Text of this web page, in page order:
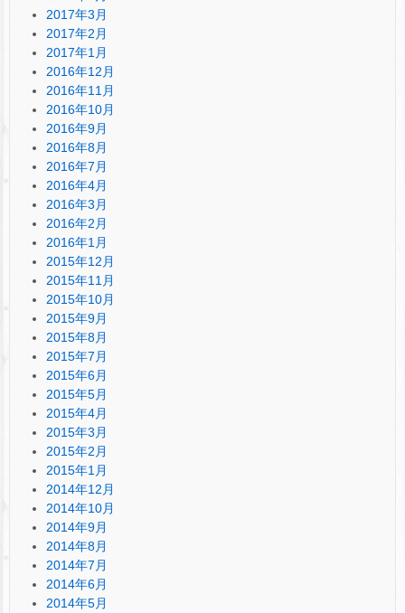
2017年3月
2017年2月
2017年1月
2016年12月
2016年11月
2016年10月
2016年9月
2016年8月
2016年7月
2016年4月
2016年3月
2016年2月
2016年1月
2015年12月
2015年11月
2015年10月
2015年9月
2015年8月
2015年7月
2015年6月
2015年5月
2015年4月
2015年3月
2015年2月
2015年1月
2014年12月
2014年10月
2014年9月
2014年8月
2014年7月
2014年6月
2014年5月